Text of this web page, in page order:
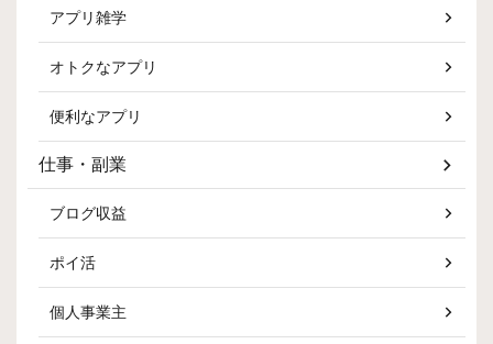
アプリ雑学
オトクなアプリ
便利なアプリ
仕事・副業
ブログ収益
ポイ活
個人事業主